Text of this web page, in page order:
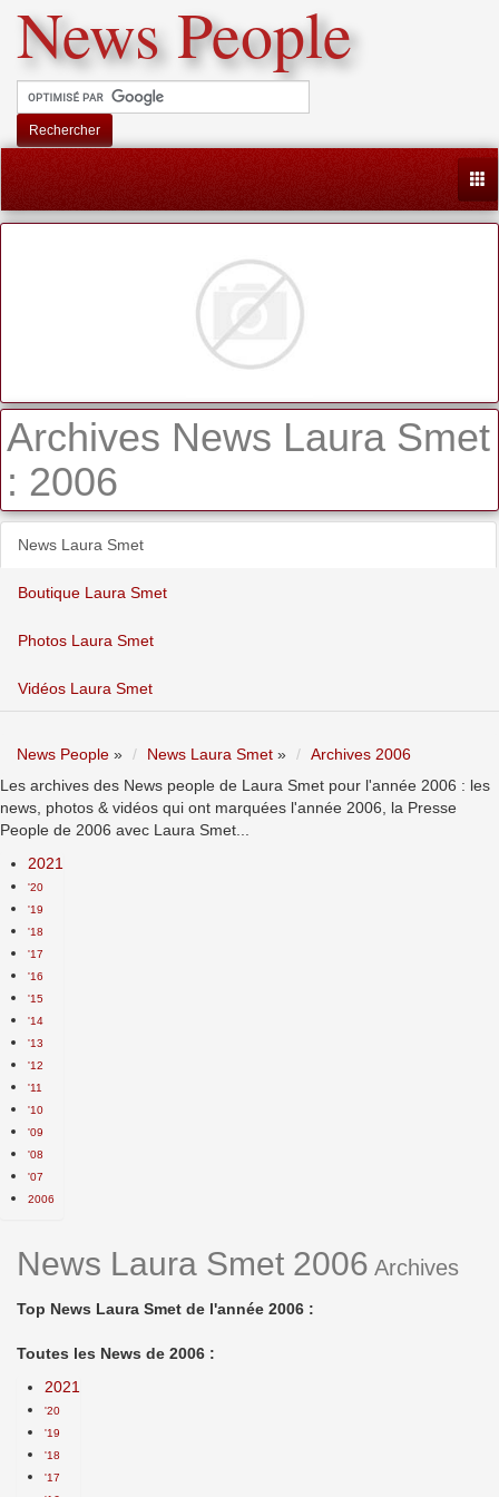
News People
Rechercher
Archives News Laura Smet
: 2006
News Laura Smet
Boutique Laura Smet
Photos Laura Smet
Vidéos Laura Smet
News People » News Laura Smet »
Archives 2006
Les archives des News people de Laura Smet pour l'année 2006 : les
news, photos & vidéos qui ont marquées l'année 2006, la Presse
People de 2006 avec Laura Smet...
2021
'20
'19
'18
'17
'16
'15
'14
'13
'12
'11
'10
'09
'08
'07
2006
News Laura Smet 2006 Archives
Top News Laura Smet de l'année 2006 :
Toutes les News de 2006 :
2021
'20
'19
'18
'17